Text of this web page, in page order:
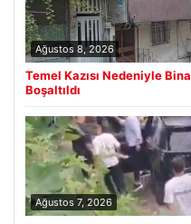
Ağustos 8, 2026
Temel Kazısı Nedeniyle
Boşaltıldı
Ağustos 7, 2026